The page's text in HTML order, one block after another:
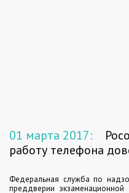
01 марта 2017:
работу телефона
Федеральная служба по
преддверии